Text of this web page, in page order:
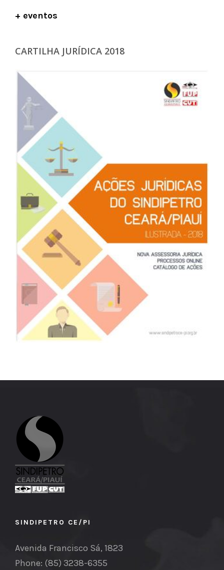
+ eventos
CARTILHA JURÍDICA 2018
SINDIPETRO CE/PI
Avenida Francisco Sá, 1823
Phone: (85) 3238-6355